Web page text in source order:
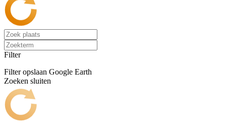
Filter
Filter opslaan Google Earth
Zoeken sluiten